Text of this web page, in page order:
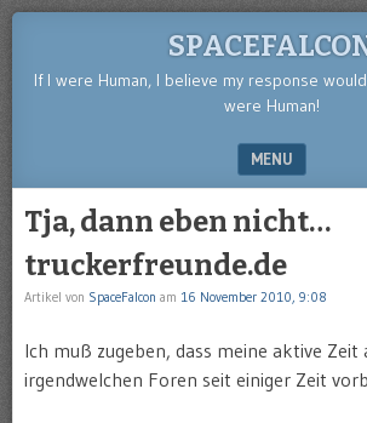
If I were Human, I believe my response
were Human!
MENU
Tja, dann eben nicht…
truckerfreunde.de
Artikel von SpaceFalcon am 16 November 2010, 9:08
Ich muß zugeben, dass meine aktive Zeit
irgendwelchen Foren seit einiger Zeit